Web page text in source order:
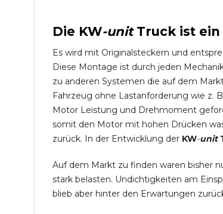
Die KW-unit Truckist ein
Es wird mit Originalsteckern und
Diese Montage ist durch jeden
zu anderen Systemen die auf dem
Fahrzeug ohne Lastanforderung wie z.
Motor Leistung und Drehmoment
somit den Motor mit hohen Drücken
zurück. In der Entwicklung der KW-unit
Auf dem Markt zu finden waren bisher
stark belasten. Undichtigkeiten am
blieb aber hinter den Erwartungen